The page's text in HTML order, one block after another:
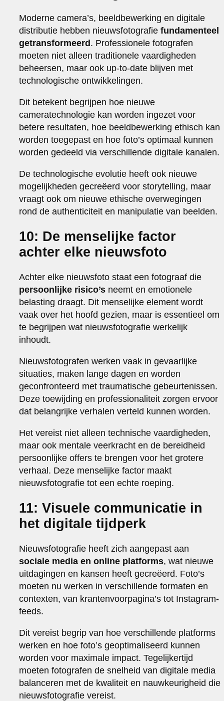
Moderne camera’s, beeldbewerking en digitale
distributie hebben nieuwsfotografiefundamenteel
getransformeerd. Professionele fotografen
moeten niet alleen traditionele vaardigheden
beheersen, maar ook up-to-date blijven met
technologische ontwikkelingen.
Dit betekent begrijpen hoe nieuwe
cameratechnologie kan worden ingezet voor
betere resultaten, hoe beeldbewerking ethisch kan
worden toegepast en hoe foto’s optimaal kunnen
worden gedeeld via verschillende digitale kanalen.
De technologische evolutie heeft ook nieuwe
mogelijkheden gecreëerd voor storytelling, maar
vraagt ook om nieuwe ethische overwegingen
rond de authenticiteit en manipulatie van beelden.
10: De menselijke factor
achter elke nieuwsfoto
Achter elke nieuwsfoto staat een fotograaf die
persoonlijke risico’s neemt en emotionele
belasting draagt. Dit menselijke element wordt
vaak over het hoofd gezien, maar is essentieel om
te begrijpen wat nieuwsfotografie werkelijk
inhoudt.
Nieuwsfotografen werken vaak in gevaarlijke
situaties, maken lange dagen en worden
geconfronteerd met traumatische gebeurtenissen.
Deze toewijding en professionaliteit zorgen ervoor
dat belangrijke verhalen verteld kunnen worden.
Het vereist niet alleen technische vaardigheden,
maar ook mentale veerkracht en de bereidheid
persoonlijke offers te brengen voor het grotere
verhaal. Deze menselijke factor maakt
nieuwsfotografie tot een echte roeping.
11: Visuele communicatie in
het digitale tijdperk
Nieuwsfotografie heeft zich aangepast aan
sociale media en online platforms, wat nieuwe
uitdagingen en kansen heeft gecreëerd. Foto’s
moeten nu werken in verschillende formaten en
contexten, van krantenvoorpagina’s tot Instagram-
feeds.
Dit vereist begrip van hoe verschillende platforms
werken en hoe foto’s geoptimaliseerd kunnen
worden voor maximale impact. Tegelijkertijd
moeten fotografen de snelheid van digitale media
balanceren met de kwaliteit en nauwkeurigheid die
nieuwsfotografie vereist.